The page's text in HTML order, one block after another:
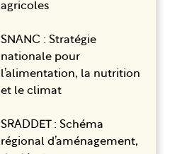
agricoles
SNANC : Stratégie
nationale pour
l’alimentation, la nutrition
et le climat
SRADDET : Schéma
régional d’aménagement,